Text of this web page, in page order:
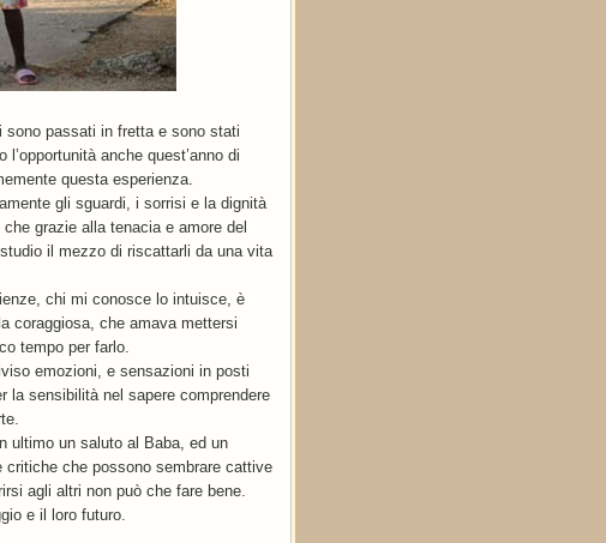
sono passati in fretta e sono stati
anche quest’anno di
questa esperienza.
gli sguardi, i sorrisi e la dignità
grazie alla tenacia e amore del
il mezzo di riscattarli da una vita
chi mi conosce lo intuisce, è
coraggiosa, che amava mettersi
tempo per farlo.
emozioni, e sensazioni in posti
la sensibilità nel sapere comprendere
ultimo un saluto al Baba, ed un
critiche che possono sembrare cattive
agli altri non può che fare bene.
e il loro futuro.